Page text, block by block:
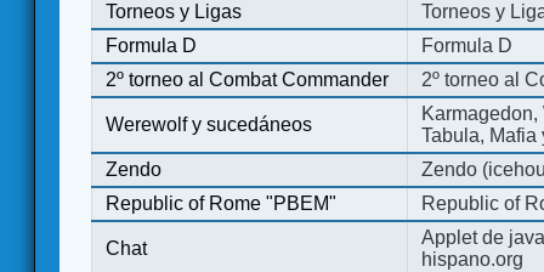
Torneos y Ligas
Torneos y
Formula D
Formula D
2º torneo al Combat Commander
2º torneo al
Werewolf y sucedáneos
Tabula, Mafia
Zendo
Zendo
Republic of Rome "PBEM"
Republic of
Chat
Applet de
hispano.org